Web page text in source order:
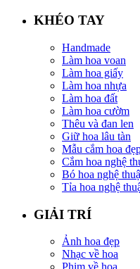
KHÉO TAY
Handmade
Làm hoa voan
Làm hoa giấy
Làm hoa nhựa
Làm hoa đất
Làm hoa cườm
Thêu và đan len
Giữ hoa lâu tàn
Mẫu cắm hoa
Cắm hoa nghệ
Bó hoa nghệ
Tỉa hoa nghệ
GIẢI TRÍ
Ảnh hoa đẹp
Nhạc về hoa